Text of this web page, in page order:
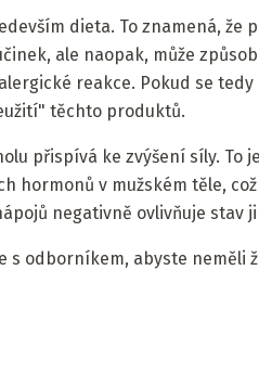
dieta. To znamená, že
ale naopak, může
reakce. Pokud se
těchto produktů.
přispívá ke zvýšení síly. To
hormonů v mužském těle,
negativně ovlivňuje stav
s odborníkem, abyste neměli